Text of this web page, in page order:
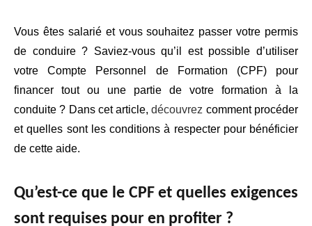
Vous êtes salarié et vous souhaitez passer votre permis
de conduire ? Saviez-vous qu’il est possible d’utiliser
votre Compte Personnel de Formation (CPF) pour
financer tout ou une partie de votre formation à la
conduite ? Dans cet article,découvrez comment procéder
et quelles sont les conditions à respecter pour bénéficier
de cette aide.
Qu’est-ce que le CPF et quelles exigences
sont requises pour en profiter ?